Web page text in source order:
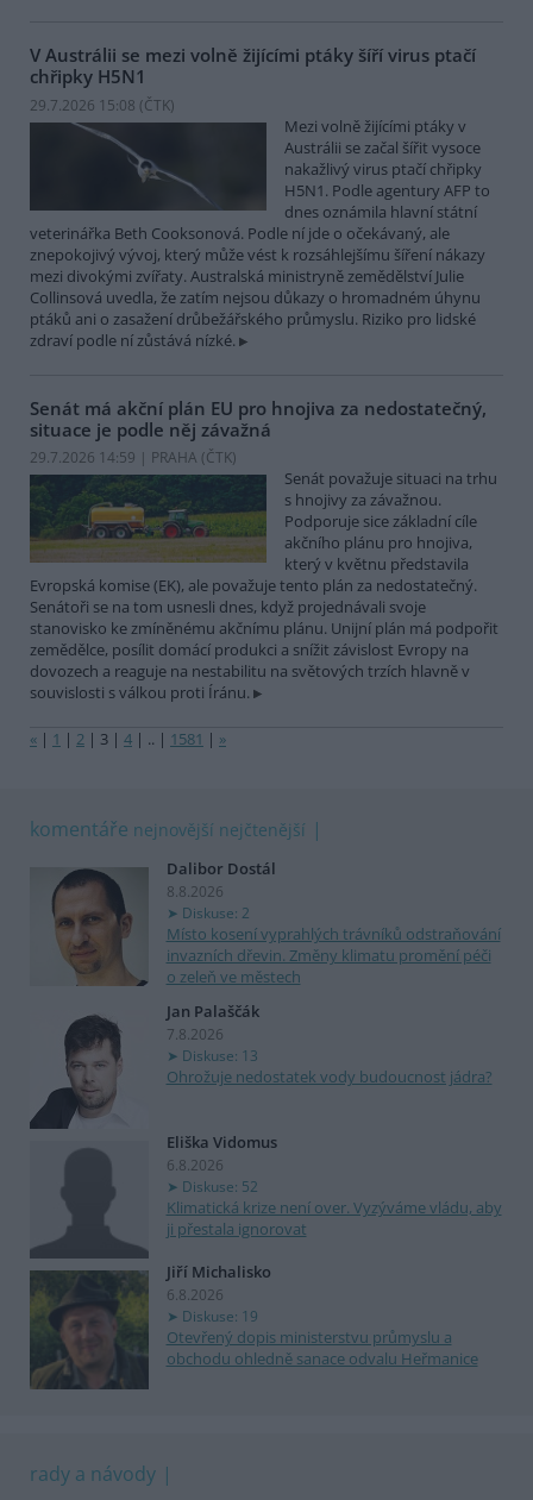
V Austrálii se mezi volně žijícími ptáky šíří virus ptačí
chřipky H5N1
29.7.2026 15:08 (ČTK)
Mezi volně žijícími ptáky v
Austrálii se začal šířit vysoce
nakažlivý virus ptačí chřipky
H5N1. Podle agentury AFP to
dnes oznámila hlavní státní
veterinářka Beth Cooksonová. Podle ní jde o očekávaný, ale
znepokojivý vývoj, který může vést k rozsáhlejšímu šíření nákazy
mezi divokými zvířaty. Australská ministryně zemědělství Julie
Collinsová uvedla, že zatím nejsou důkazy o hromadném úhynu
ptáků ani o zasažení drůbežářského průmyslu. Riziko pro lidské
zdraví podle ní zůstává nízké.
Senát má akční plán EU pro hnojiva za nedostatečný,
situace je podle něj závažná
29.7.2026 14:59 | PRAHA (ČTK)
Senát považuje situaci na trhu
s hnojivy za závažnou.
Podporuje sice základní cíle
akčního plánu pro hnojiva,
který v květnu představila
Evropská komise (EK), ale považuje tento plán za nedostatečný.
Senátoři se na tom usnesli dnes, když projednávali svoje
stanovisko ke zmíněnému akčnímu plánu. Unijní plán má podpořit
zemědělce, posílit domácí produkci a snížit závislost Evropy na
dovozech a reaguje na nestabilitu na světových trzích hlavně v
souvislosti s válkou proti Íránu.
« | 1 | 2 | 3 | 4 | .. | 1581 | »
komentáře nejnovější nejčtenější
Dalibor Dostál
8.8.2026
Diskuse: 2
Místo kosení vyprahlých trávníků odstraňování
invazních dřevin. Změny klimatu promění péči
o zeleň ve městech
Jan Palaščák
7.8.2026
Diskuse: 13
Ohrožuje nedostatek vody budoucnost jádra?
Eliška Vidomus
6.8.2026
Diskuse: 52
Klimatická krize není over. Vyzýváme vládu, aby
ji přestala ignorovat
Jiří Michalisko
6.8.2026
Diskuse: 19
Otevřený dopis ministerstvu průmyslu a
obchodu ohledně sanace odvalu Heřmanice
rady a návody